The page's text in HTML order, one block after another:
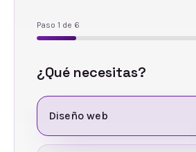
Paso 1 de 6
¿Qué necesitas?
Diseño web